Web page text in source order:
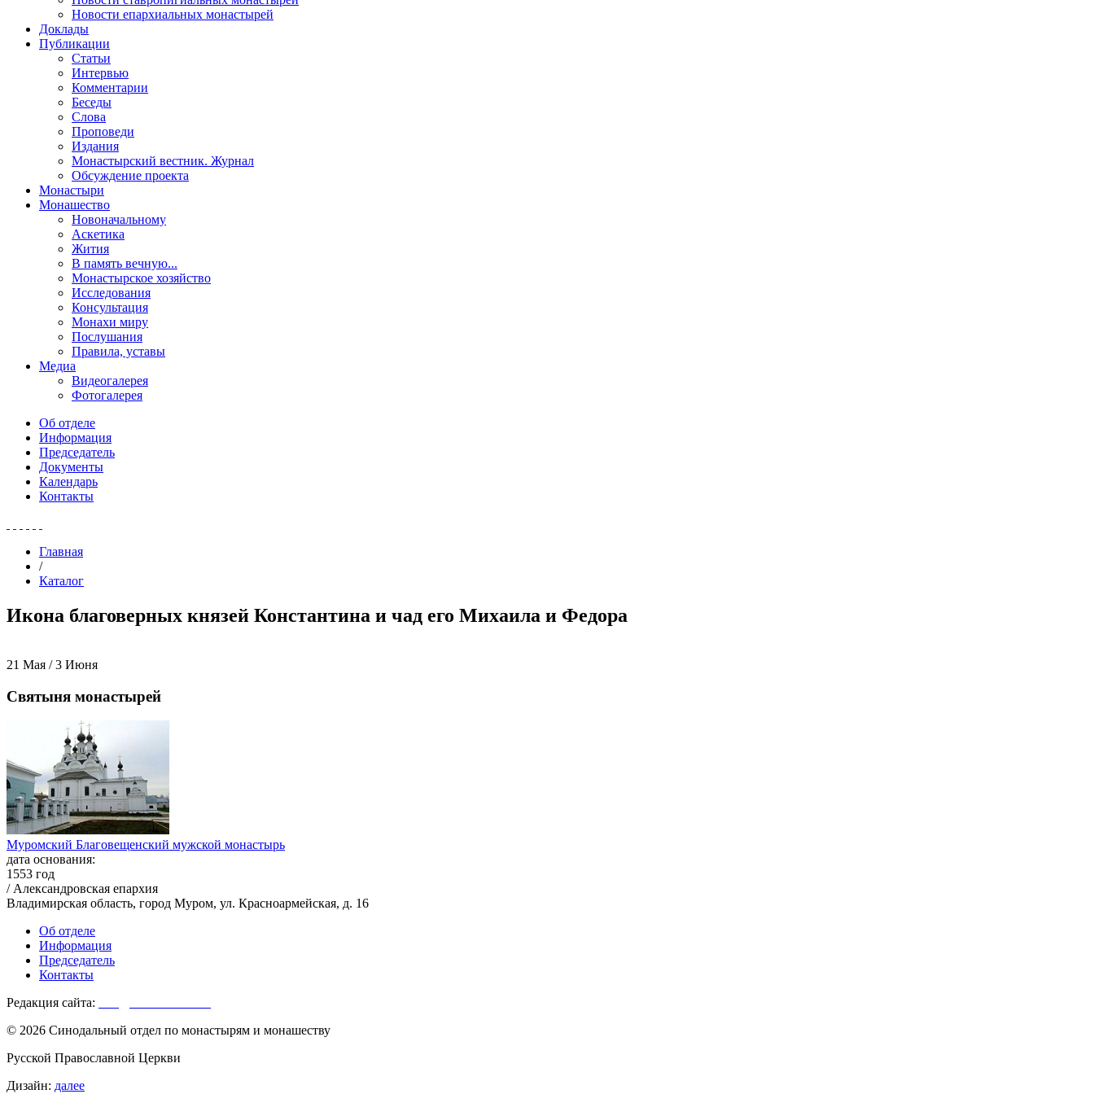
Новости епархиальных монастырей
Доклады
Публикации
Статьи
Интервью
Комментарии
Беседы
Слова
Проповеди
Издания
Монастырский вестник. Журнал
Обсуждение проекта
Монастыри
Монашество
Новоначальному
Аскетика
Жития
В память вечную...
Монастырское хозяйство
Исследования
Консультация
Монахи миру
Послушания
Правила, уставы
Медиа
Видеогалерея
Фотогалерея
Об отделе
Информация
Председатель
Документы
Календарь
Контакты
Главная
/
Каталог
Икона благоверных князей Константина и чад его Михаила и Федора
21 Мая / 3 Июня
Святыня монастырей
Муромский Благовещенский мужской монастырь
дата основания:
1553 год
/ Александровская епархия
Владимирская область, город Муром, ул. Красноармейская, д. 16
Об отделе
Информация
Председатель
Контакты
Редакция сайта:
© 2026 Синодальный отдел по монастырям и монашеству
Русской Православной Церкви
Дизайн: далее